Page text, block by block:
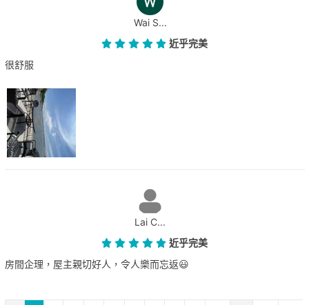
Wai S...
近乎完美
很舒服
Lai C...
近乎完美
房間企理，屋主親切好人，令人樂而忘返😃